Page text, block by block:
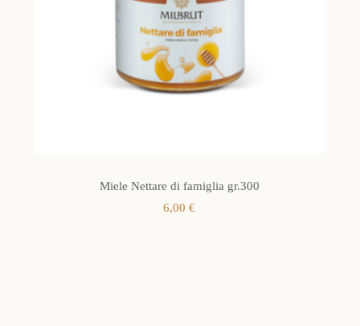
Miele Nettare di famiglia gr.300
6,00€